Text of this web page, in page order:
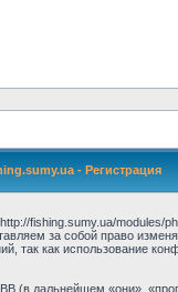
- Регистрация
fishing.sumy.ua/modules/
за собой право
как использование
дальнейшем «они»,